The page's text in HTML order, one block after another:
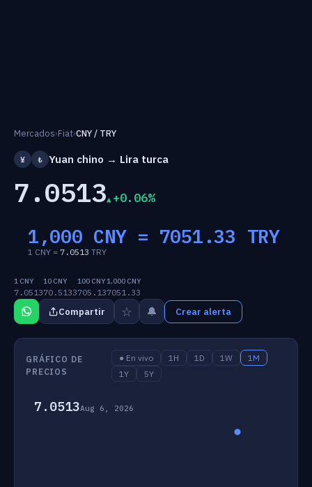
Mercados›Fiat›CNY / TRY
¥ ₺ Yuan chino → Lira turca
7.0513 +0.06%
1,000 CNY = 7051.33 TRY
1 CNY = 7.0513 TRY
1 CNY
7.0513
10 CNY
70.5133
100 CNY
705.13
1,000 CNY
7051.33
Compartir ☆ 🔔 Crear alerta
GRÁFICO DE
PRECIOS
● En vivo 1H 1D 1W
1M
1Y
5Y
7.0513Aug 6, 2026